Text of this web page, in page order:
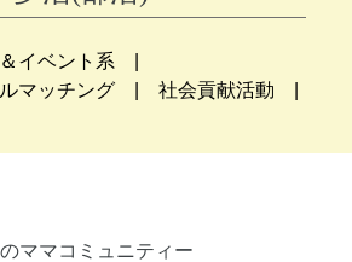
イベント系
マッチング
社会貢献活動
ママコミュニティー